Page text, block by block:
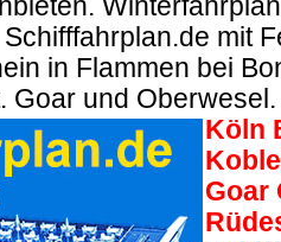
mit
in Flammen bei
Goar und Oberwesel.
Köln
Goar